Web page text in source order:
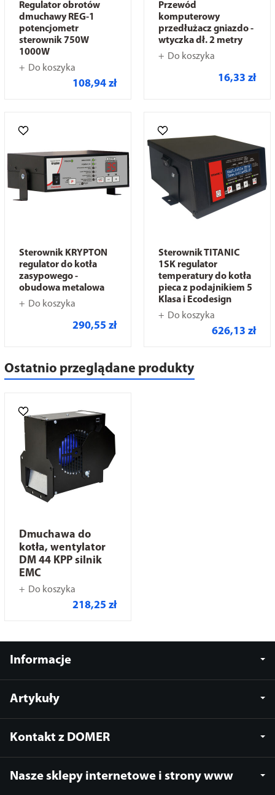
Regulator obrotów
dmuchawy REG-1
potencjometr
sterownik 750W
1000W
Do koszyka
108,94 zł
Przewód
komputerowy
przedłużacz gniazdo -
wtyczka dł. 2 metry
Do koszyka
16,33 zł
Sterownik KRYPTON
regulator do kotła
zasypowego -
obudowa metalowa
Do koszyka
290,55 zł
Sterownik TITANIC
1SK regulator
temperatury do kotła
pieca z podajnikiem 5
Klasa i Ecodesign
Do koszyka
626,13 zł
Ostatnio przeglądane produkty
Dmuchawa do
kotła, wentylator
DM 44 KPP silnik
EMC
Do koszyka
218,25 zł
Informacje
Artykuły
Kontakt z DOMER
Nasze sklepy internetowe i strony www